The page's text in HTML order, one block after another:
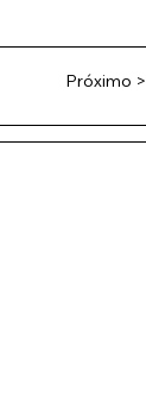
Próximo >